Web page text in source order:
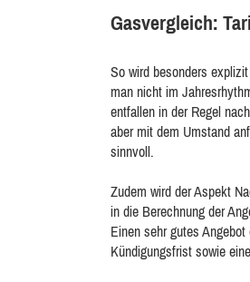
Gasvergleich:
So wird besonders
man nicht im
entfallen in der Regel
aber mit dem Umstand
sinnvoll.
Zudem wird der Aspekt
in die Berechnung der
Einen sehr gutes
Kündigungsfrist sowie